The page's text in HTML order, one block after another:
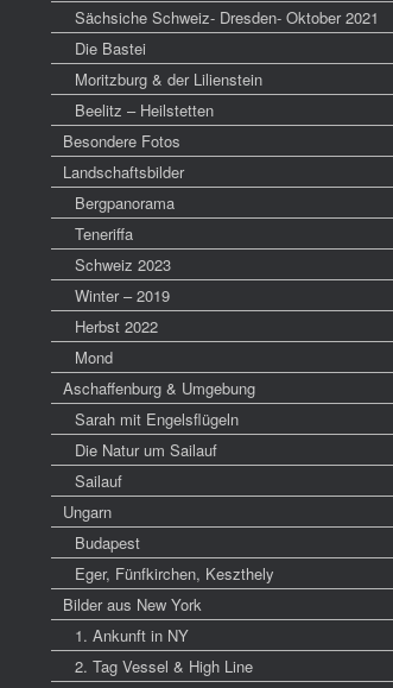
Sächsiche Schweiz- Dresden- Oktober 2021
Die Bastei
Moritzburg & der Lilienstein
Beelitz – Heilstetten
Besondere Fotos
Landschaftsbilder
Bergpanorama
Teneriffa
Schweiz 2023
Winter – 2019
Herbst 2022
Mond
Aschaffenburg & Umgebung
Sarah mit Engelsflügeln
Die Natur um Sailauf
Sailauf
Ungarn
Budapest
Eger, Fünfkirchen, Keszthely
Bilder aus New York
1. Ankunft in NY
2. Tag Vessel & High Line